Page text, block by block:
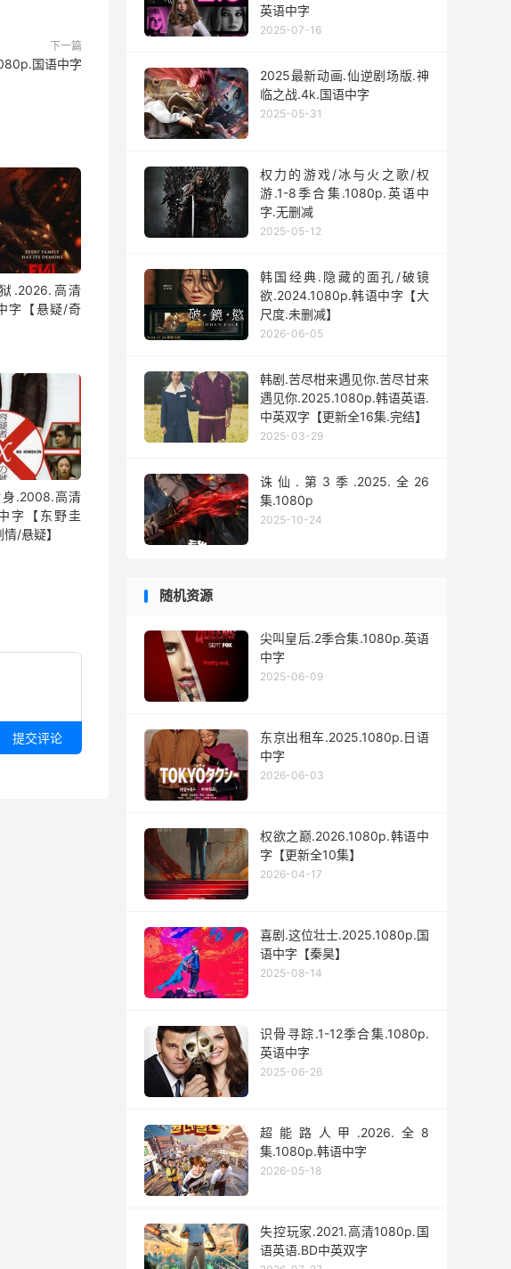
下一篇
国语中字
.2026.高清
字【悬疑/奇
.2008.高清
字【东野圭
/悬疑】
提交评论
英语中字
2025-07-16
2025最新动画.仙逆剧场版.神
临之战.4k.国语中字
2025-05-31
权力的游戏/冰与火之歌/权
游.1-8季合集.1080p.英语中
字.无删减
2025-05-12
韩国经典.隐藏的面孔/破镜
欲.2024.1080p.韩语中字【大
尺度.未删减】
2026-06-05
韩剧.苦尽柑来遇见你.苦尽甘来
遇见你.2025.1080p.韩语英语.
中英双字【更新全16集.完结】
2025-03-29
诛仙.第3季.2025.全26
集.1080p
2025-10-24
随机资源
尖叫皇后.2季合集.1080p.英语
中字
2025-06-09
东京出租车.2025.1080p.日语
中字
2026-06-03
权欲之巅.2026.1080p.韩语中
字【更新全10集】
2026-04-17
喜剧.这位壮士.2025.1080p.国
语中字【秦昊】
2025-08-14
识骨寻踪.1-12季合集.1080p.
英语中字
2025-06-26
超能路人甲.2026.全8
集.1080p.韩语中字
2026-05-18
失控玩家.2021.高清1080p.国
语英语.BD中英双字